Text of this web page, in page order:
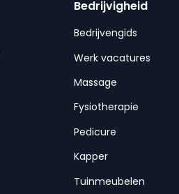
Bedrijvigheid
Bedrijvengids
Werk vacatures
Massage
Fysiotherapie
Pedicure
Kapper
Tuinmeubelen